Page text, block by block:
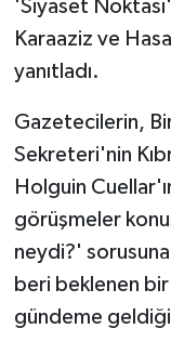
'Siyaset
Karaaziz ve
yanıtladı.
Gazetecilerin,
Sekreteri'nin
Holguin
görüşmeler
neydi?' sorusuna
beri beklenen bir
gündeme
TEKNOLOJİ
YAŞAM